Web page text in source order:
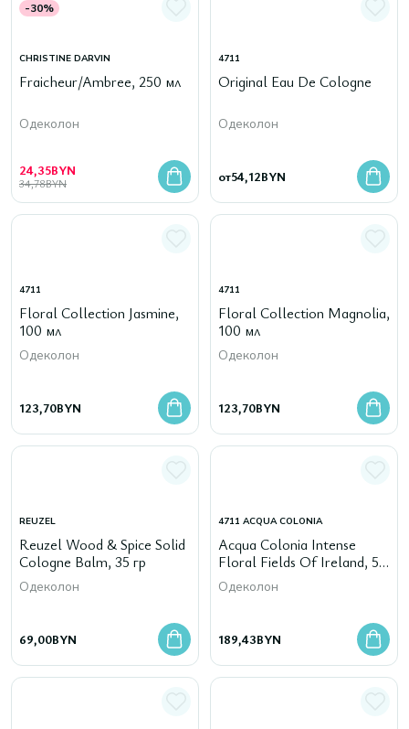
-30%
CHRISTINE DARVIN
Fraicheur/Ambree, 250 мл
Одеколон
24,35BYN
34,78BYN
4711
Original Eau De Cologne
Одеколон
от54,12BYN
4711
Floral Collection Jasmine,
100 мл
Одеколон
123,70BYN
4711
Floral Collection Magnolia,
100 мл
Одеколон
123,70BYN
REUZEL
Reuzel Wood & Spice Solid
Cologne Balm, 35 гр
Одеколон
69,00BYN
4711 ACQUA COLONIA
Acqua Colonia Intense
Floral Fields Of Ireland, 50
мл
Одеколон
189,43BYN